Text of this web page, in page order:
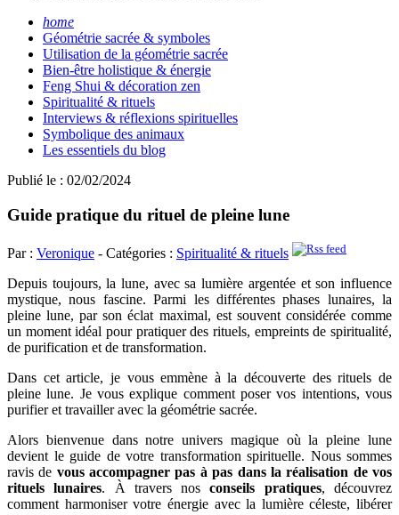
home
Géométrie sacrée & symboles
Utilisation de la géométrie sacrée
Bien-être holistique & énergie
Feng Shui & décoration zen
Spiritualité & rituels
Interviews & réflexions spirituelles
Symbolique des animaux
Les essentiels du blog
Publié le : 02/02/2024
Guide pratique du rituel de pleine lune
Par : Veronique - Catégories : Spiritualité & rituels
Depuis toujours, la lune, avec sa lumière argentée et son influence
mystique, nous fascine. Parmi les différentes phases lunaires, la
pleine lune, par son éclat maximal, est souvent considérée comme
un moment idéal pour pratiquer des rituels, empreints de spiritualité,
de purification et de transformation.
Dans cet article, je vous emmène à la découverte des rituels de
pleine lune. Je vous explique comment poser vos intentions, vous
purifier et travailler avec la géométrie sacrée.
Alors bienvenue dans notre univers magique où la pleine lune
devient le guide de votre transformation spirituelle. Nous sommes
ravis de vous accompagner pas à pas dans la réalisation de vos
rituels lunaires. À travers nosconseils pratiques, découvrez
comment harmoniser votre énergie avec la lumière céleste, libérer